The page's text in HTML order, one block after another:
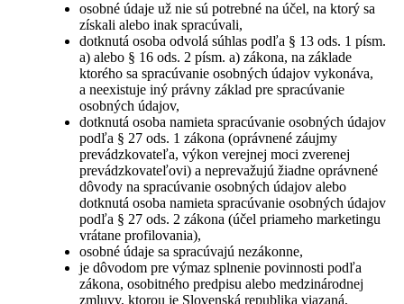
osobné údaje už nie sú potrebné na účel, na ktorý sa
získali alebo inak spracúvali,
dotknutá osoba odvolá súhlas podľa § 13 ods. 1 písm.
a) alebo § 16 ods. 2 písm. a) zákona, na základe
ktorého sa spracúvanie osobných údajov vykonáva,
a neexistuje iný právny základ pre spracúvanie
osobných údajov,
dotknutá osoba namieta spracúvanie osobných údajov
podľa § 27 ods. 1 zákona (oprávnené záujmy
prevádzkovateľa, výkon verejnej moci zverenej
prevádzkovateľovi) a neprevažujú žiadne oprávnené
dôvody na spracúvanie osobných údajov alebo
dotknutá osoba namieta spracúvanie osobných údajov
podľa § 27 ods. 2 zákona (účel priameho marketingu
vrátane profilovania),
osobné údaje sa spracúvajú nezákonne,
je dôvodom pre výmaz splnenie povinnosti podľa
zákona, osobitného predpisu alebo medzinárodnej
zmluvy, ktorou je Slovenská republika viazaná,